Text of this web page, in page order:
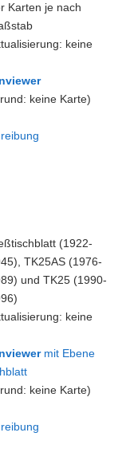
Karten je nach
keine
keine Karte)
(1922-
TK25AS (1976-
und TK25 (1990-
keine
mit Ebene
keine Karte)